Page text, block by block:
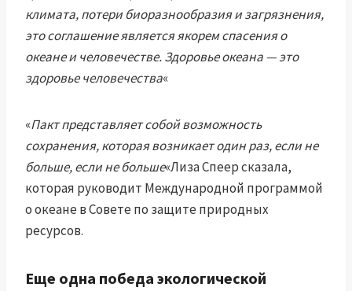
климата, потери биоразнообразия и загрязнения,
это соглашение является якорем спасения о
океане и человечестве. Здоровье океана — это
здоровье человечества«
«Пакт представляет собой возможность
сохранения, которая возникает один раз, если не
больше, если не больше«Лиза Спеер сказала,
которая руководит Международной программой
о океане в Совете по защите природных
ресурсов.
Еще одна победа экологической